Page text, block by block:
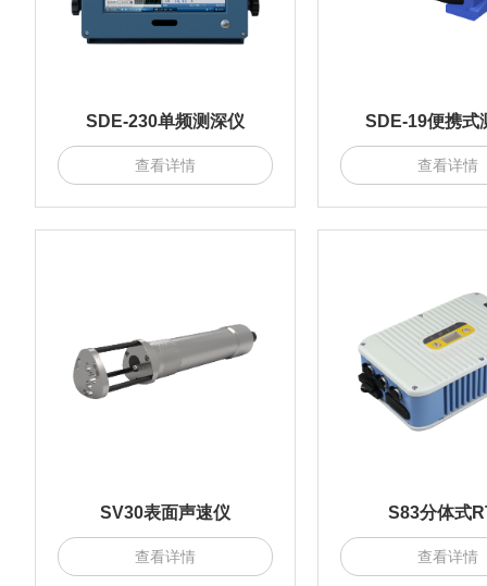
SDE-230单频测深仪
查看详情
SDE-19便携式
查看详情
SV30表面声速仪
查看详情
S83分体式
查看详情